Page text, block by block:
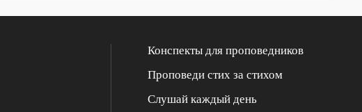
Конспекты для проповедников
Проповеди стих за стихом
Слушай каждый день